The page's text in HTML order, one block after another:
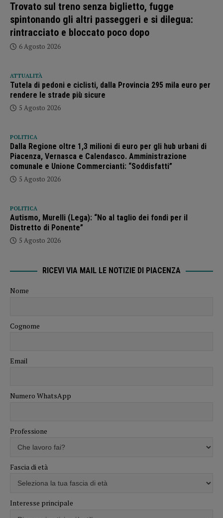
Trovato sul treno senza biglietto, fugge
spintonando gli altri passeggeri e si dilegua:
rintracciato e bloccato poco dopo
6 Agosto 2026
ATTUALITÀ
Tutela di pedoni e ciclisti, dalla Provincia 295 mila euro per
rendere le strade più sicure
5 Agosto 2026
POLITICA
Dalla Regione oltre 1,3 milioni di euro per gli hub urbani di
Piacenza, Vernasca e Calendasco. Amministrazione
comunale e Unione Commercianti: “Soddisfatti”
5 Agosto 2026
POLITICA
Autismo, Murelli (Lega): “No al taglio dei fondi per il
Distretto di Ponente”
5 Agosto 2026
RICEVI VIA MAIL LE NOTIZIE DI PIACENZA
Nome
Cognome
Email
Numero WhatsApp
Professione
Fascia di età
Interesse principale